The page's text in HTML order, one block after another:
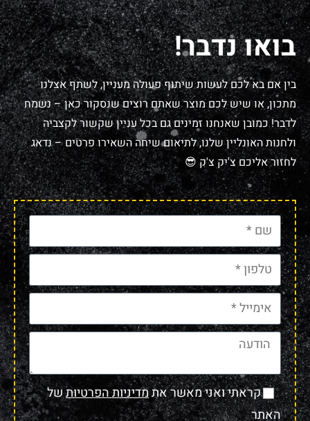
בואו נדבר!
בין אם בא לכם לעשות שיתוף פעולה מעניין, לשתף אצלנו
מתכון, או שיש לכם מוצר שאתם רוצים שנסקור כאן – נשמח
לדבר! כמובן שאנחנו זמינים גם בכל עניין שקשור לקצביה
ולחנות האונליין שלנו, לתיאום שיחה השאירו פרטים – נדאג
לחזור אליכם צ'יק צ'ק 😎
קראתי ואני מאשר אתמדיניות הפרטיותשל
האתר